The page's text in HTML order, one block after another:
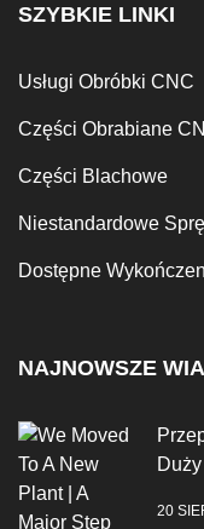
SZYBKIE LINKI
Usługi Obróbki CNC
Części Obrabiane
Części Blachowe
Niestandardowe
Dostępne
NAJNOWSZE
20